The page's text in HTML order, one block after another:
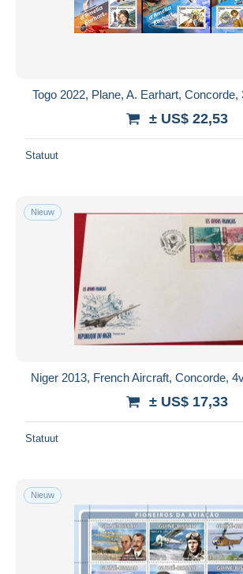
Toepassen
Togo 2022, Plane, A. Earhart,
± US$ 22,53
Statuut
Nieuw
Niger 2013, French Aircraft, Concorde,
± US$ 17,33
Statuut
Nieuw